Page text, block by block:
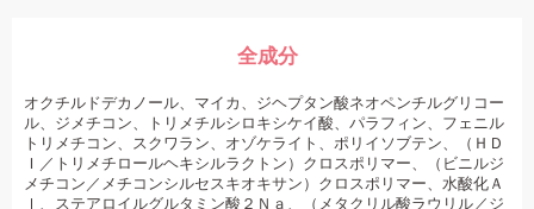
全成分
オクチルドデカノール、マイカ、ジヘプタン酸ネオペンチルグリコー
ル、ジメチコン、トリメチルシロキシケイ酸、パラフィン、フェニル
トリメチコン、スクワラン、オゾケライト、ポリイソブテン、（ＨＤ
Ｉ／トリメチロールヘキシルラクトン）クロスポリマー、（ビニルジ
メチコン／メチコンシルセスキオキサン）クロスポリマー、水酸化Ａ
ｌ、ステアロイルグルタミン酸２Ｎａ、（メタクリル酸ラウリル／ジ